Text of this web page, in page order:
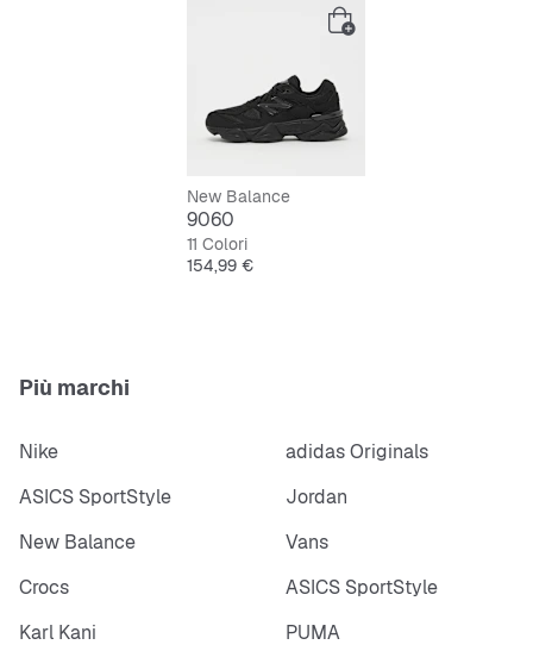
New Balance
9060
11 Colori
Prezzo
154,99 €
Più marchi
Nike
adidas Originals
ASICS SportStyle
Jordan
New Balance
Vans
Crocs
ASICS SportStyle
Karl Kani
PUMA